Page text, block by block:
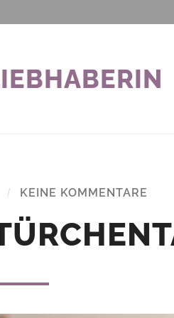
/ KEINE KOMMENTARE